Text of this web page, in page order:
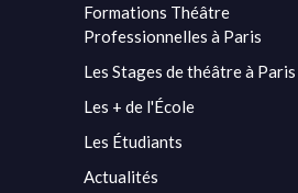
Formations Théâtre
Professionnelles à Paris
Les Stages de théâtre à Paris
Les + de l'École
Les Étudiants
Actualités